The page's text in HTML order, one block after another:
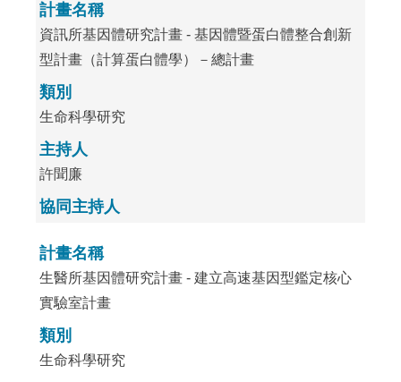
計畫名稱
資訊所基因體研究計畫 - 基因體暨蛋白體整合創新
型計畫（計算蛋白體學）－總計畫
類別
生命科學研究
主持人
許聞廉
協同主持人
計畫名稱
生醫所基因體研究計畫 - 建立高速基因型鑑定核心
實驗室計畫
類別
生命科學研究